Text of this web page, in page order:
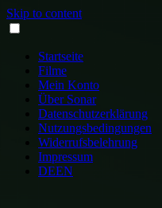
Skip to content
Startseite
Filme
Mein Konto
Über Sonar
Datenschutzerklärung
Nutzungsbedingungen
Widerrufsbelehrung
Impressum
DEEN